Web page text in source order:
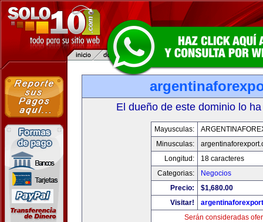
El dueño de este dominio lo
Mayusculas:
Minusculas:
Longitud:
18 caracteres
Categorias:
Negocios
Precio:
$1,680.00
Visitar!
Serán consideradas